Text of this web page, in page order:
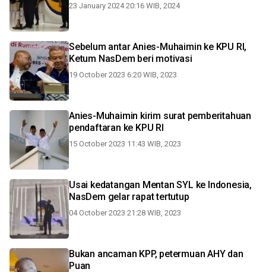
23 January 2024 20:16 WIB, 2024
Sebelum antar Anies-Muhaimin ke KPU RI,
Ketum NasDem beri motivasi
19 October 2023 6:20 WIB, 2023
Anies-Muhaimin kirim surat pemberitahuan
pendaftaran ke KPU RI
15 October 2023 11:43 WIB, 2023
Usai kedatangan Mentan SYL ke Indonesia,
NasDem gelar rapat tertutup
04 October 2023 21:28 WIB, 2023
Bukan ancaman KPP, petermuan AHY dan
Puan